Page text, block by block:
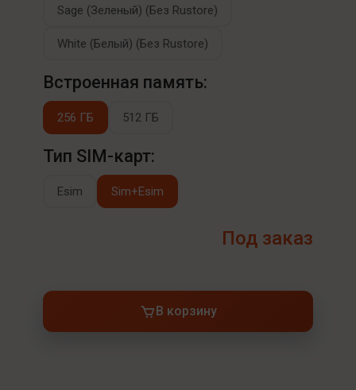
Sage (Зеленый) (Без Rustore)
White (Белый) (Без Rustore)
Встроенная память:
256 ГБ 512 ГБ
Тип SIM-карт:
Esim Sim+Esim
Под заказ
В корзину